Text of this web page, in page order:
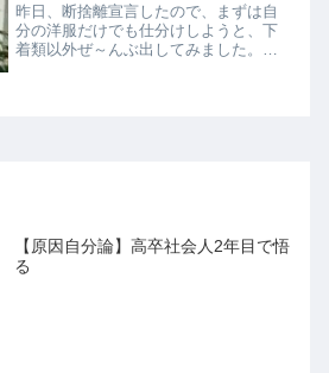
昨日、断捨離宣言したので、まずは自
分の洋服だけでも仕分けしようと、下
着類以外ぜ～んぶ出してみました。普
【原因自分論】高卒社会人2年目で悟
る